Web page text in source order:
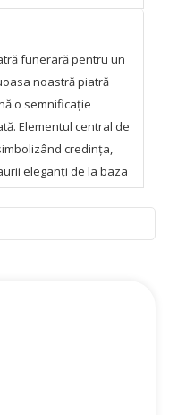
funerară pentru un
noastră piatră
o semnificație
Elementul central de
credința,
eleganți de la baza
și subliniază puritatea
o rezistență și o
meteorologice.
își va păstra
necesitând puțină